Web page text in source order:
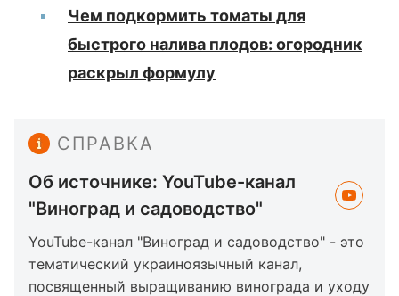
Чем подкормить томаты для
быстрого налива плодов: огородник
раскрыл формулу
СПРАВКА
Об источнике: YouTube-канал
"Виноград и садоводство"
YouTube-канал "Виноград и садоводство" - это
тематический украиноязычный канал,
посвященный выращиванию винограда и уходу